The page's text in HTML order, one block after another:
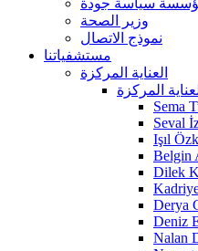
وزير الصحة
نموذج الاتصال
مستشفياتنا
العناية المركزة
المركزة
Sema
Seval
Işıl
Belgin
Dilek
Derya
Deniz
Nalan